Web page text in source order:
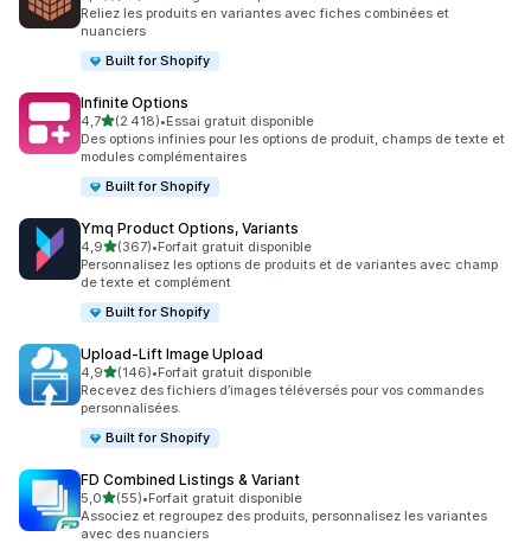
Reliez les produits en variantes avec fiches combinées et
nuanciers
Built for Shopify
Infinite Options
4,7étoile(s) sur 5
(2 418)
2418 avis au total
•Essai gratuit disponible
Des options infinies pour les options de produit, champs de texte et
modules complémentaires
Built for Shopify
Ymq Product Options, Variants
4,9étoile(s) sur 5
(367)
367 avis au total
•Forfait gratuit disponible
Personnalisez les options de produits et de variantes avec champ
de texte et complément
Built for Shopify
Upload‑Lift Image Upload
4,9étoile(s) sur 5
(146)
146 avis au total
•Forfait gratuit disponible
Recevez des fichiers d’images téléversés pour vos commandes
personnalisées.
Built for Shopify
FD Combined Listings & Variant
5,0étoile(s) sur 5
(55)
55 avis au total
•Forfait gratuit disponible
Associez et regroupez des produits, personnalisez les variantes
avec des nuanciers